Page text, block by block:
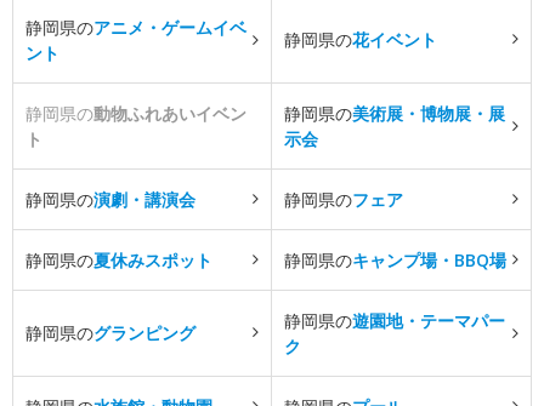
静岡県のアニメ・ゲームイベ
ント
静岡県の花イベント
静岡県の動物ふれあいイベン
ト
静岡県の美術展・博物展・展
示会
静岡県の演劇・講演会 静岡県のフェア
静岡県の夏休みスポット 静岡県のキャンプ場・BBQ場
静岡県のグランピング
静岡県の遊園地・テーマパー
ク